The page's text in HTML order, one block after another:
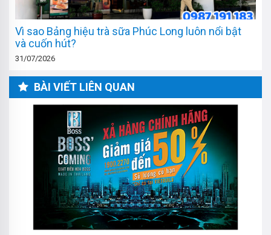
Vì sao Bảng hiệu trà sữa Phúc Long luôn nổi bật
và cuốn hút?
31/07/2026
BÀI VIẾT LIÊN QUAN